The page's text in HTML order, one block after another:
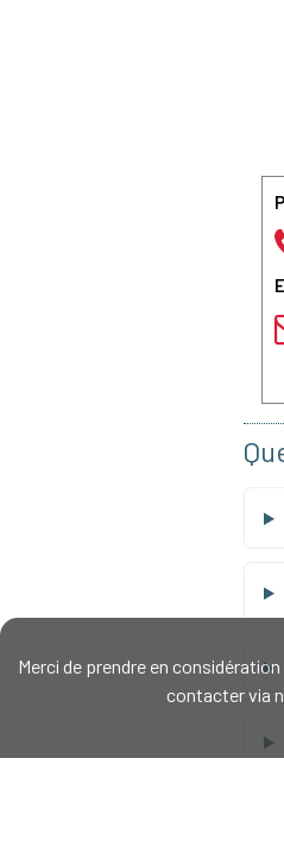
Merci de prendre en
contacter via